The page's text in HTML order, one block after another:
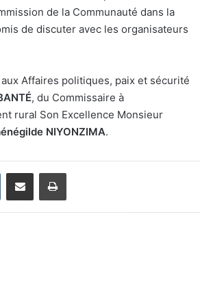
de la Communauté dans la
de discuter avec les organisateurs
Affaires politiques, paix et sécurité
, du Commissaire à
rural Son Excellence Monsieur
NIYONZIMA.
VKontakteShare via Email Print